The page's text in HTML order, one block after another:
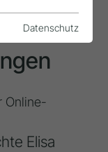
bei
Online-
Elisa
Datenschutz